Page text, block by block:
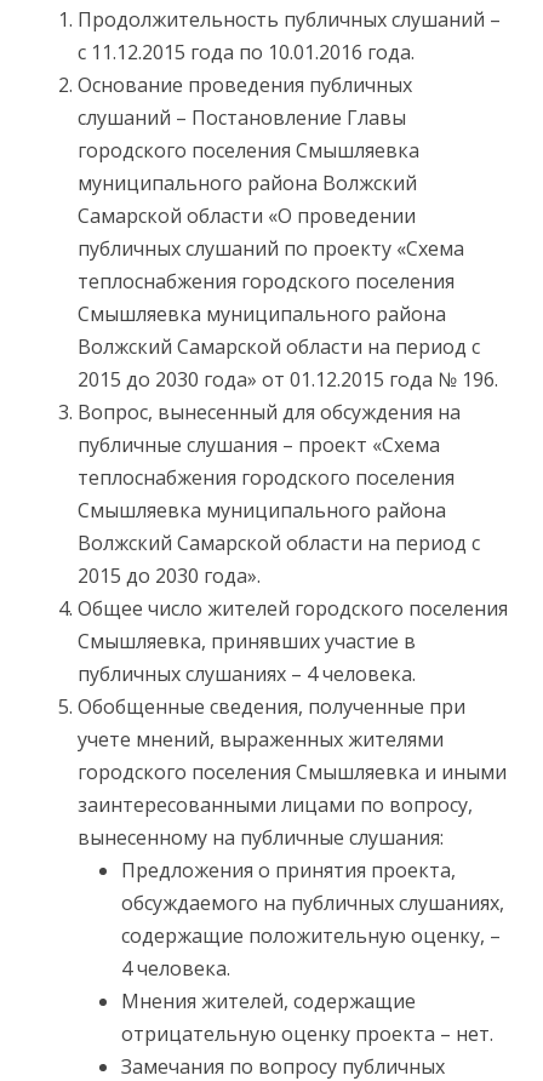
Продолжительность публичных слушаний –
с 11.12.2015 года по 10.01.2016 года.
Основание проведения публичных
слушаний – Постановление Главы
городского поселения Смышляевка
муниципального района Волжский
Самарской области «О проведении
публичных слушаний по проекту «Схема
теплоснабжения городского поселения
Смышляевка муниципального района
Волжский Самарской области на период с
2015 до 2030 года» от 01.12.2015 года № 196.
Вопрос, вынесенный для обсуждения на
публичные слушания – проект «Схема
теплоснабжения городского поселения
Смышляевка муниципального района
Волжский Самарской области на период с
2015 до 2030 года».
Общее число жителей городского поселения
Смышляевка, принявших участие в
публичных слушаниях – 4 человека.
Обобщенные сведения, полученные при
учете мнений, выраженных жителями
городского поселения Смышляевка и иными
заинтересованными лицами по вопросу,
вынесенному на публичные слушания:
Предложения о принятия проекта,
обсуждаемого на публичных слушаниях,
содержащие положительную оценку, –
4 человека.
Мнения жителей, содержащие
отрицательную оценку проекта – нет.
Замечания по вопросу публичных